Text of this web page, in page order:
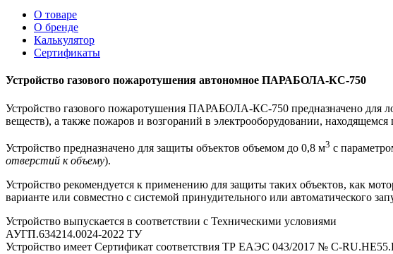
О товаре
О бренде
Калькулятор
Сертификаты
Устройство газового пожаротушения автономное ПАРАБОЛА-КС-750
Устройство газового пожаротушения ПАРАБОЛА-КС-750 предназначено для
веществ), а также пожаров и возгораний в электрооборудовании,
Устройство предназначено для защиты объектов объемом до 0,8 м3 с
отверстий к объему).
Устройство рекомендуется к применению для защиты таких объектов, как
варианте или совместно с системой принудительного или автоматического
Устройство выпускается в соответствии с Техническими условиями
АУГП.634214.0024-2022 ТУ
Устройство имеет Сертификат соответствия ТР ЕАЭС 043/2017 № C-